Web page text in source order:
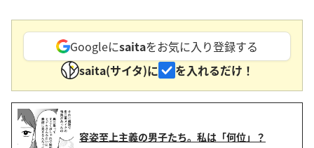
Googleにsaitaをお気に入り登録する
saita(サイタ)に
を入れるだけ！
容姿至上主義の男子たち。私は「何位」？